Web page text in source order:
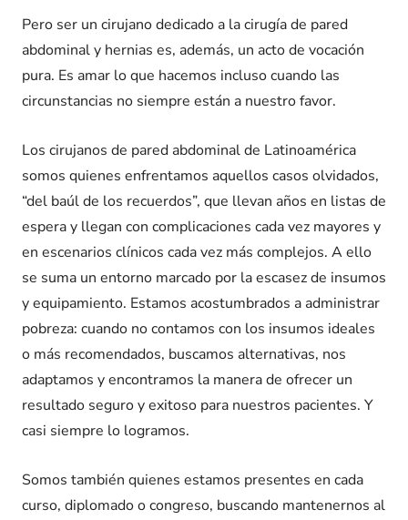
Pero ser un cirujano dedicado a la cirugía de pared
abdominal y hernias es, además, un acto de vocación
pura. Es amar lo que hacemos incluso cuando las
circunstancias no siempre están a nuestro favor.
Los cirujanos de pared abdominal de Latinoamérica
somos quienes enfrentamos aquellos casos olvidados,
“del baúl de los recuerdos”, que llevan años en listas de
espera y llegan con complicaciones cada vez mayores y
en escenarios clínicos cada vez más complejos. A ello
se suma un entorno marcado por la escasez de insumos
y equipamiento. Estamos acostumbrados a administrar
pobreza: cuando no contamos con los insumos ideales
o más recomendados, buscamos alternativas, nos
adaptamos y encontramos la manera de ofrecer un
resultado seguro y exitoso para nuestros pacientes. Y
casi siempre lo logramos.
Somos también quienes estamos presentes en cada
curso, diplomado o congreso, buscando mantenernos al